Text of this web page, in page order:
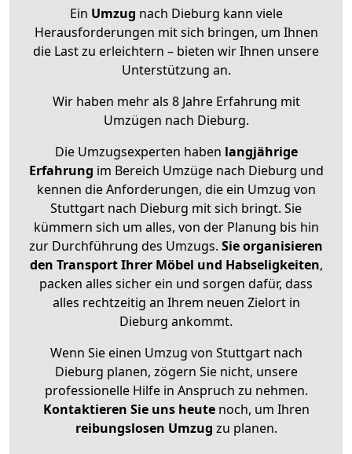
Ein Umzug nach Dieburg kann viele
Herausforderungen mit sich bringen, um Ihnen
die Last zu erleichtern – bieten wir Ihnen unsere
Unterstützung an.
Wir haben mehr als 8 Jahre Erfahrung mit
Umzügen nach Dieburg.
Die Umzugsexperten haben langjährige
Erfahrung im Bereich Umzüge nach Dieburg und
kennen die Anforderungen, die ein Umzug von
Stuttgart nach Dieburg mit sich bringt. Sie
kümmern sich um alles, von der Planung bis hin
zur Durchführung des Umzugs. Sie organisieren
den Transport Ihrer Möbel und Habseligkeiten,
packen alles sicher ein und sorgen dafür, dass
alles rechtzeitig an Ihrem neuen Zielort in
Dieburg ankommt.
Wenn Sie einen Umzug von Stuttgart nach
Dieburg planen, zögern Sie nicht, unsere
professionelle Hilfe in Anspruch zu nehmen.
Kontaktieren Sie uns heutenoch, um Ihren
reibungslosen Umzug zu planen.